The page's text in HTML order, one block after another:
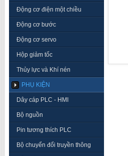
Động cơ điện một chiều
Động cơ bước
Động cơ servo
Hộp giảm tốc
Thủy lực và Khí nén
PHỤ KIỆN
Dây cáp PLC - HMI
Bộ nguồn
Pin tương thích PLC
Bộ chuyển đổi truyền thông